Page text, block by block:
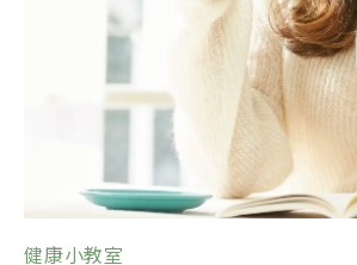
健康小教室